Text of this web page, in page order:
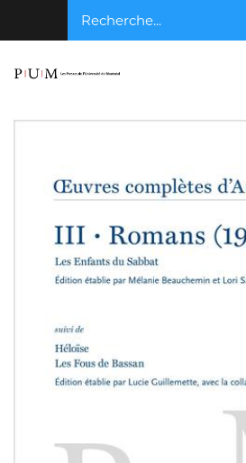
Recherche...